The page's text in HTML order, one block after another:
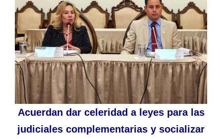
Acuerdan dar celeridad a leyes para las
judiciales complementarias y socializar